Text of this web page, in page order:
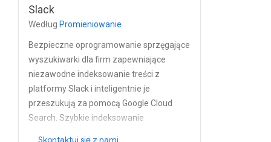
przyrostach, które nie są oparte na
zrzutach, i obsługuje hierarchię
dokumentów.
Slack
Według Promieniowanie
Bezpieczne oprogramowanie sprzęgające
wyszukiwarki dla firm zapewniające
niezawodne indeksowanie treści z
platformy Slack i inteligentnie je
przeszukują za pomocą Google Cloud
Search. Szybkie indeksowanie
Skontaktuj się z nami